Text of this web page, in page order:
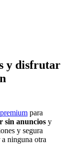
y disfrutar
para
sin anuncios y
y segura
a ninguna otra